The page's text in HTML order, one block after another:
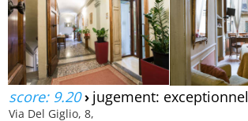
score: 9.20› jugement: exceptionnel
Via Del Giglio, 8,